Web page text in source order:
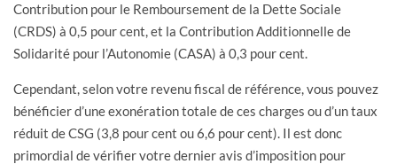
Contribution pour le Remboursement de la Dette Sociale
(CRDS) à 0,5 pour cent, et la Contribution Additionnelle de
Solidarité pour l’Autonomie (CASA) à 0,3 pour cent.
Cependant, selon votre revenu fiscal de référence, vous pouvez
bénéficier d’une exonération totale de ces charges ou d’un taux
réduit de CSG (3,8 pour cent ou 6,6 pour cent). Il est donc
primordial de vérifier votre dernier avis d’imposition pour